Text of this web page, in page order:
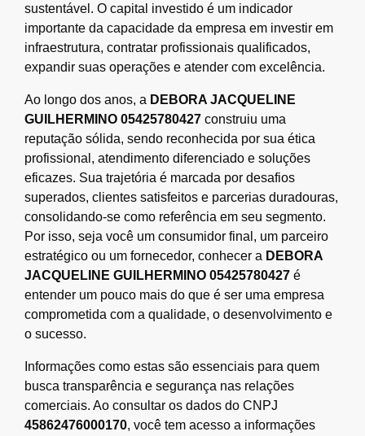
sustentável. O capital investido é um indicador
importante da capacidade da empresa em investir em
infraestrutura, contratar profissionais qualificados,
expandir suas operações e atender com excelência.
Ao longo dos anos, a DEBORA JACQUELINE
GUILHERMINO 05425780427 construiu uma
reputação sólida, sendo reconhecida por sua ética
profissional, atendimento diferenciado e soluções
eficazes. Sua trajetória é marcada por desafios
superados, clientes satisfeitos e parcerias duradouras,
consolidando-se como referência em seu segmento.
Por isso, seja você um consumidor final, um parceiro
estratégico ou um fornecedor, conhecer a DEBORA
JACQUELINE GUILHERMINO 05425780427 é
entender um pouco mais do que é ser uma empresa
comprometida com a qualidade, o desenvolvimento e
o sucesso.
Informações como estas são essenciais para quem
busca transparência e segurança nas relações
comerciais. Ao consultar os dados do CNPJ
45862476000170, você tem acesso a informações